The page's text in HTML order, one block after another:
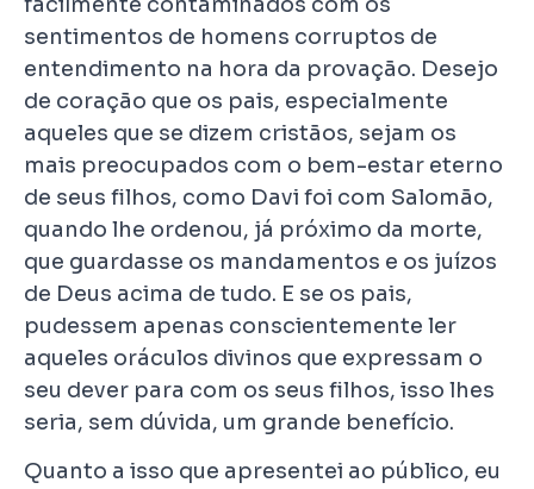
sentimentos de homens corruptos de
entendimento na hora da provação. Desejo
de coração que os pais, especialmente
aqueles que se dizem cristãos, sejam os
mais preocupados com o bem-estar eterno
de seus filhos, como Davi foi com Salomão,
quando lhe ordenou, já próximo da morte,
que guardasse os mandamentos e os juízos
de Deus acima de tudo. E se os pais,
pudessem apenas conscientemente ler
aqueles oráculos divinos que expressam o
seu dever para com os seus filhos, isso lhes
seria, sem dúvida, um grande benefício.
Quanto a isso que apresentei ao público, eu